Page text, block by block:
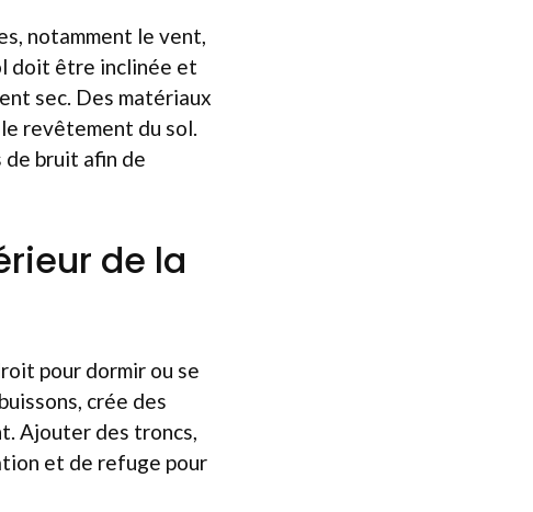
notamment le vent,
doit être inclinée et
sec. Des matériaux
revêtement du sol.
bruit afin de
de la
pour dormir ou se
crée des
Ajouter des troncs,
et de refuge pour